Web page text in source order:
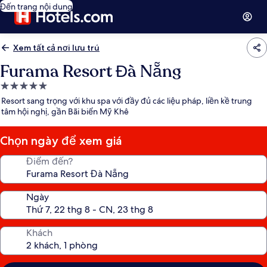
Đến trang nội dung
Xem tất cả nơi lưu trú
Furama Resort Đà Nẵng
Nơi
lưu
trú
5.0
sao
Resort sang trọng với khu spa với đầy đủ các liệu pháp, liền kề trung
tâm hội nghị, gần Bãi biển Mỹ Khê
Chọn ngày để xem giá
Điểm đến?
Ngày
Khách